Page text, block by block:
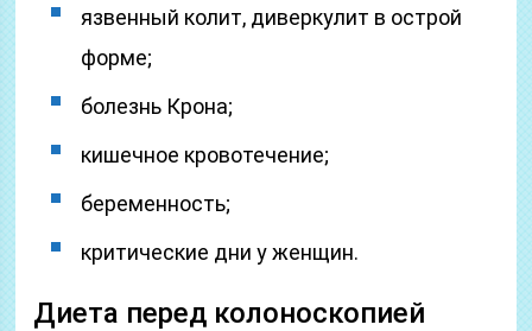
язвенный колит, диверкулит в острой
форме;
болезнь Крона;
кишечное кровотечение;
беременность;
критические дни у женщин.
Диета перед колоноскопией